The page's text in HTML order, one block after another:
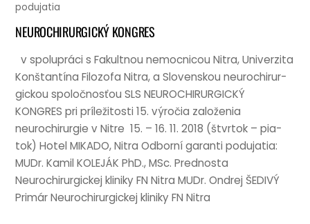
podujatia
NEUROCHIRURGICKÝ KONGRES
v spo­lupráci s Fak­ult­nou nemoc­nicou Nitra, Uni­verz­ita
Konštantína Filo­zofa Nitra, a Slov­enskou neurochirur­
gick­ou spo­ločnosťou SLS NEUROCHIRURGICKÝ
KONGRES pri príležitosti 15. výročia založenia
neurochirur­gie v Nitre 15. – 16. 11. 2018 (štvr­tok – pia­
tok) Hotel MIKADO, Nitra Odborní garanti podu­ja­tia:
MUDr. Kamil KOLEJÁK PhD., MSc. Pred­nosta
Neurochirur­gick­ej kliniky FN Nitra MUDr. Ondrej ŠEDIVÝ
Primár Neurochirur­gick­ej kliniky FN Nitra